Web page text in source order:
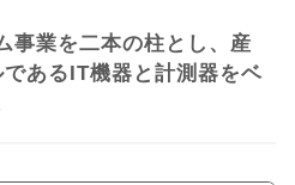
事業を二本の柱とし、産
あるIT機器と計測器をベ